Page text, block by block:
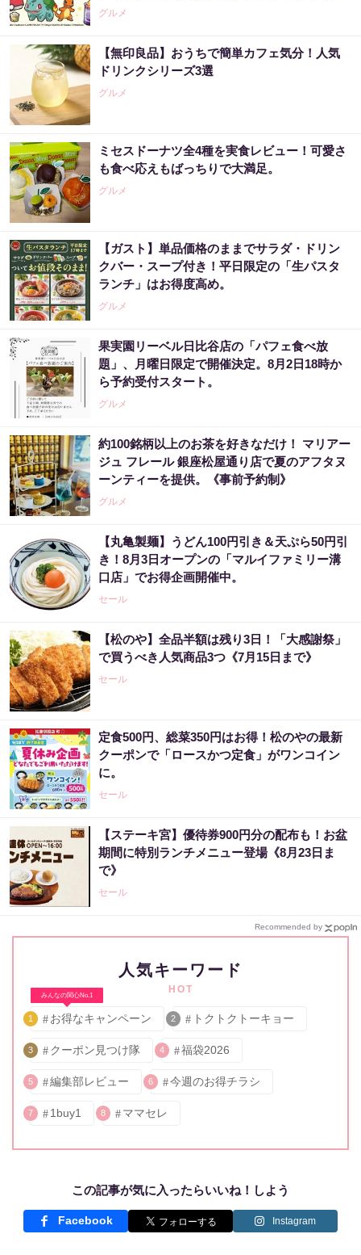
日スタート》
グルメ
【無印良品】おうちで簡単カフェ気分！人気
ドリンクシリーズ3選
グルメ
ミセスドーナツ全4種を実食レビュー！可愛さ
も食べ応えもばっちりで大満足。
グルメ
【ガスト】単品価格のままでサラダ・ドリン
クバー・スープ付き！平日限定の「生パスタ
ランチ」はお得度高め。
グルメ
果実園リーベル日比谷店の「パフェ食べ放
題」、月曜日限定で開催決定。8月2日18時か
ら予約受付スタート。
グルメ
約100銘柄以上のお茶を好きなだけ！ マリアー
ジュ フレール 銀座松屋通り店で夏のアフタヌ
ーンティーを提供。《事前予約制》
グルメ
【丸亀製麺】うどん100円引き＆天ぷら50円引
き！8月3日オープンの「マルイファミリー溝
口店」でお得企画開催中。
セール
【松のや】全品半額は残り3日！「大感謝祭」
で買うべき人気商品3つ《7月15日まで》
セール
定食500円、総菜350円はお得！松のやの最新
クーポンで「ロースかつ定食」がワンコイン
に。
セール
【ステーキ宮】優待券900円分の配布も！お盆
期間に特別ランチメニュー登場《8月23日ま
で》
セール
Recommended by
人気キーワード
HOT
みんなの関心No.1
1 お得なキャンペーン 2 トクトクトーキョー
3 クーポン見つけ隊 4 福袋2026
5 編集部レビュー 6 今週のお得チラシ
7 1buy1 8 ママセレ
この記事が気に入ったらいいね！しよう
Facebook Instagram